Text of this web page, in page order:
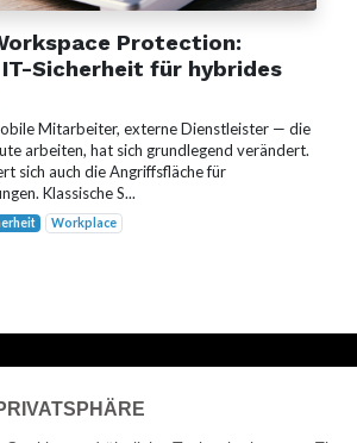
Protection:
Sicherheit für hybrides
Mitarbeiter, externe Dienstleister — die
arbeiten, hat sich grundlegend verändert.
sich auch die Angriffsfläche für
Klassische S...
Workplace